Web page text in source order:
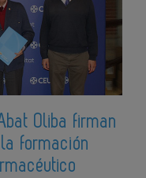
Oliba firman
formación